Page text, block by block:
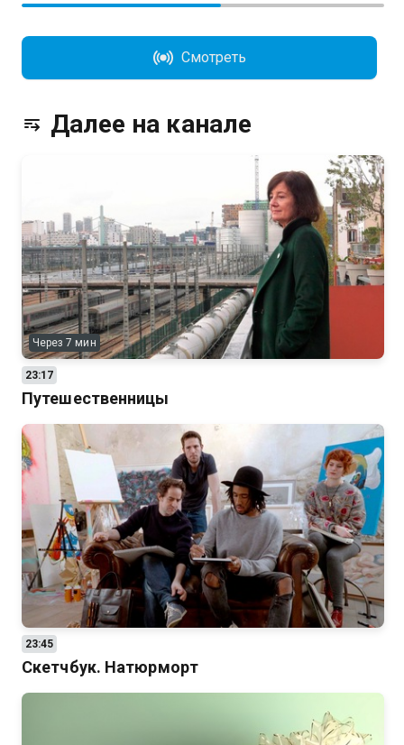
Смотреть
Далее на канале
Через 7 мин
23:17
Путешественницы
23:45
Скетчбук. Натюрморт